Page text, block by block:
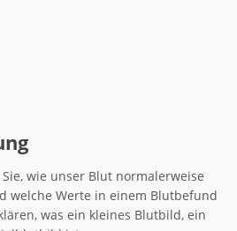
wie unser Blut normalerweise
welche Werte in einem Blutbefund
was ein kleines Blutbild, ein